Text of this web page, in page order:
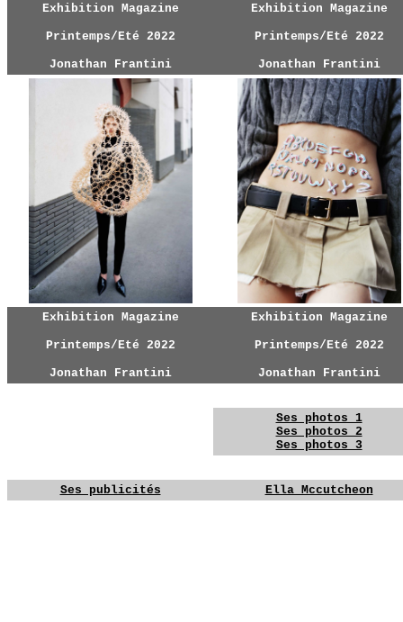
Exhibition Magazine
Printemps/Eté 2022
Jonathan Frantini
Exhibition Magazine
Printemps/Eté 2022
Jonathan Frantini
Exhibition Magazine
Printemps/Eté 2022
Jonathan Frantini
Exhibition Magazine
Printemps/Eté 2022
Jonathan Frantini
Ses photos 1
Ses photos 2
Ses photos 3
Ses publicités Ella Mccutcheon